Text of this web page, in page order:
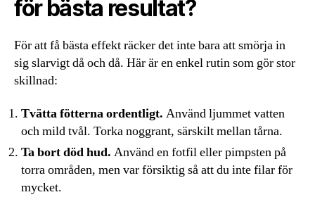
för bästa resultat?
För att få bästa effekt räcker det inte bara att smörja in
sig slarvigt då och då. Här är en enkel rutin som gör stor
skillnad:
Tvätta fötterna ordentligt. Använd ljummet vatten
och mild tvål. Torka noggrant, särskilt mellan tårna.
Ta bort död hud. Använd en fotfil eller pimpsten på
torra områden, men var försiktig så att du inte filar för
mycket.